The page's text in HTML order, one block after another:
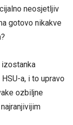
neosjetljiv
gotovo nikakve
izostanka
a, i to upravo
ozbiljne